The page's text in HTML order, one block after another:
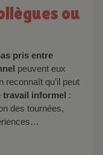
pris entre
peuvent eux
reconnaît qu’il peut
travail informel :
des tournées,